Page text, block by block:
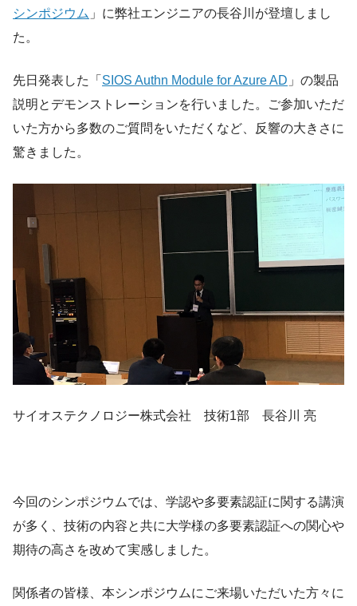
シンポジウム 」に弊社エンジニアの長谷川が登壇しまし
た。
先日発表した「 SIOS Authn Module for Azure AD 」の製品
説明とデモンストレーションを行いました。ご参加いただ
いた方から多数のご質問をいただくなど、反響の大きさに
驚きました。
サイオステクノロジー株式会社 技術1部 長谷川 亮
今回のシンポジウムでは、学認や多要素認証に関する講演
が多く、技術の内容と共に大学様の多要素認証への関心や
期待の高さを改めて実感しました。
関係者の皆様、本シンポジウムにご来場いただいた方々に